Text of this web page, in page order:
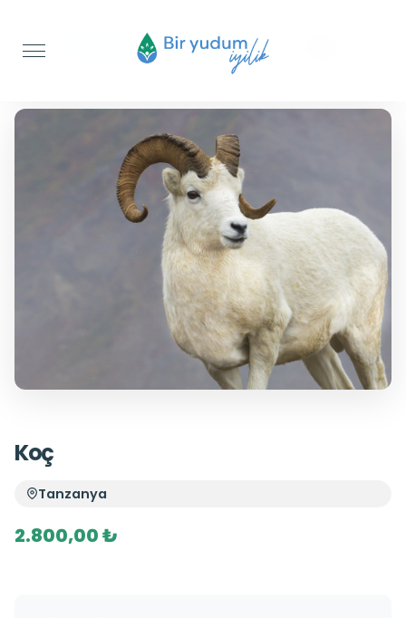
Akika Kurbanı
Koç
Tanzanya
2.800,00 ₺